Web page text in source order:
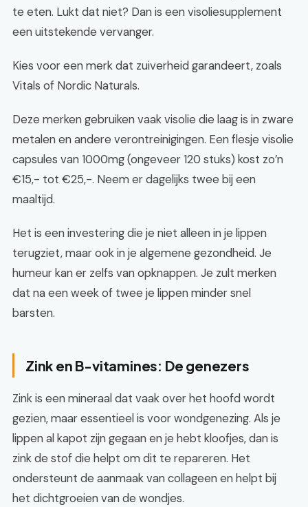
te eten. Lukt dat niet? Dan is een visoliesupplement
een uitstekende vervanger.
Kies voor een merk dat zuiverheid garandeert, zoals
Vitals of Nordic Naturals.
Deze merken gebruiken vaak visolie die laag is in zware
metalen en andere verontreinigingen. Een flesje visolie
capsules van 1000mg (ongeveer 120 stuks) kost zo’n
€15,- tot €25,-. Neem er dagelijks twee bij een
maaltijd.
Het is een investering die je niet alleen in je lippen
terugziet, maar ook in je algemene gezondheid. Je
humeur kan er zelfs van opknappen. Je zult merken
dat na een week of twee je lippen minder snel
barsten.
Zink en B-vitamines: De genezers
Zink is een mineraal dat vaak over het hoofd wordt
gezien, maar essentieel is voor wondgenezing. Als je
lippen al kapot zijn gegaan en je hebt kloofjes, dan is
zink de stof die helpt om dit te repareren. Het
ondersteunt de aanmaak van collageen en helpt bij
het dichtgroeien van de wondjes.